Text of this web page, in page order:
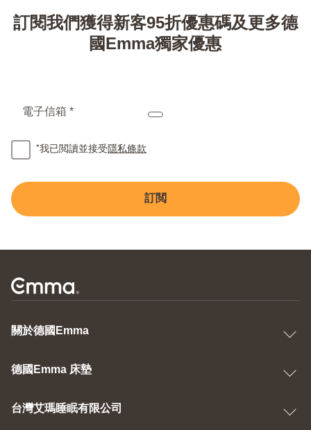
訂閱我們獲得新客95折優惠碼及更多德
國Emma獨家優惠
電子信箱 *
*我已閲讀並接受 隱私條款
訂閲
關於德國Emma
德國Emma 床墊
台灣艾瑪睡眠有限公司